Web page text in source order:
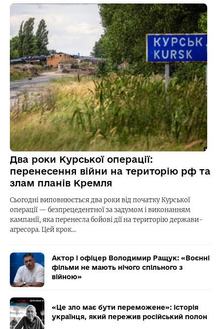
Два роки Курської операції:
перенесення війни на територію рф та
злам планів Кремля
Сьогодні виповнюється два роки від початку Курської
операції — безпрецедентної за задумом і виконанням
кампанії, яка перенесла бойові дії на територію держави-
агресора. Цей крок…
Актор і офіцер Володимир Ращук: «Воєнні
фільми не мають нічого спільного з
війною»
«Це зло має бути переможене»: історія
українця, який пережив російський полон